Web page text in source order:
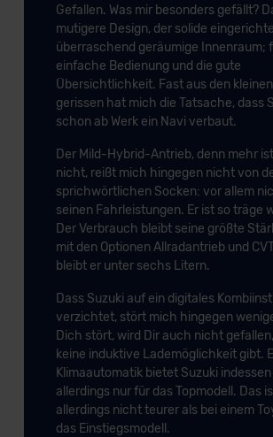
Gefallen. Was mir besonders gefällt?
mutigere Design, der solide
überraschend geräumige Innenraum;
einfache Bedienung und die gute
Übersichtlichkeit. Fast aus den
gerissen hat mich die Tatsache, dass
schon ab Werk ein Navi verbaut.
Der Mild-Hybrid-Antrieb, denn mehr
nicht, reißt mich hingegen nicht von
sprichwörtlichen Socken: vor allem
seinen Fahrleistungen. Er ist so träge
Der Verbrauch bleibt seine größte
mit den Optionen Allradantrieb und
bleibt er unter sechs Litern.
Dass Suzuki auf ein digitales
verzichtet, stört mich hingegen
Dich stört, wird Dir auch nicht
keine induktive Lademöglichkeit gibt.
Klimaautomatik bietet Suzuki
allerdings nur für das Topmodell. Das
allerdings nicht teurer als bei einem
das Einstiegsmodell.